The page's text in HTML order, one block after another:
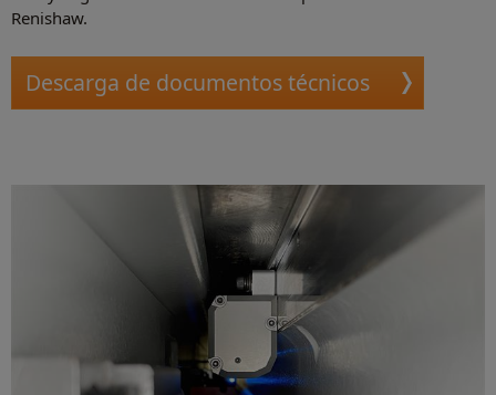
Renishaw.
Descarga de documentos técnicos